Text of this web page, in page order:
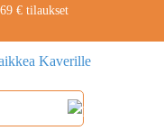
€ tilaukset